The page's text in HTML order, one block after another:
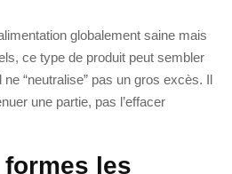
globalement saine mais
ce type de produit peut sembler
“neutralise” pas un gros excès. Il
une partie, pas l’effacer
les